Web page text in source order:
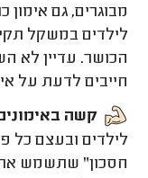
מבוגרים, גם אימון
לילדים במשקל
הכושר. עדיין לא
חייבים לדעת על
קשה
לילדים ובעצם כל
חסכון" שתשמש